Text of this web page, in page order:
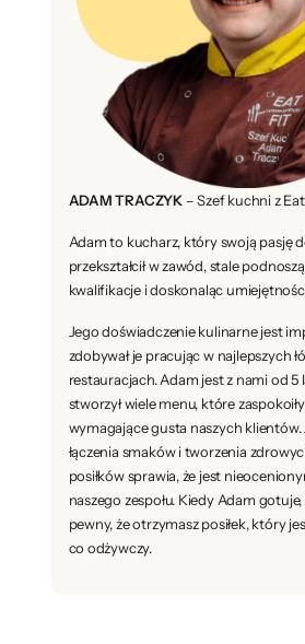
ADAM TRACZYK– Szef kuchni z
Adam to kucharz, który swoją pasję
przekształcił w zawód, stale
kwalifikacje i doskonaląc
Jego doświadczenie kulinarne jest
zdobywał je pracując w najlepszych
restauracjach. Adam jest z nami od 5
stworzył wiele menu, które
wymagające gusta naszych
łączenia smaków i tworzenia
posiłków sprawia, że jest
naszego zespołu. Kiedy Adam
pewny, że otrzymasz posiłek, który
co odżywczy.